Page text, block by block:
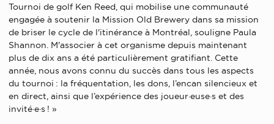
Tournoi de golf Ken Reed, qui mobilise une communauté
engagée à soutenir la Mission Old Brewery dans sa mission
de briser le cycle de l'itinérance à Montréal, souligne Paula
Shannon. M'associer à cet organisme depuis maintenant
plus de dix ans a été particulièrement gratifiant. Cette
année, nous avons connu du succès dans tous les aspects
du tournoi : la fréquentation, les dons, l’encan silencieux et
en direct, ainsi que l’expérience des joueur·euse·s et des
invité·e·s ! »